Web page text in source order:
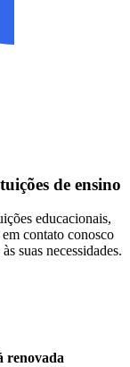
de ensino
educacionais,
contato conosco
suas necessidades.
renovada